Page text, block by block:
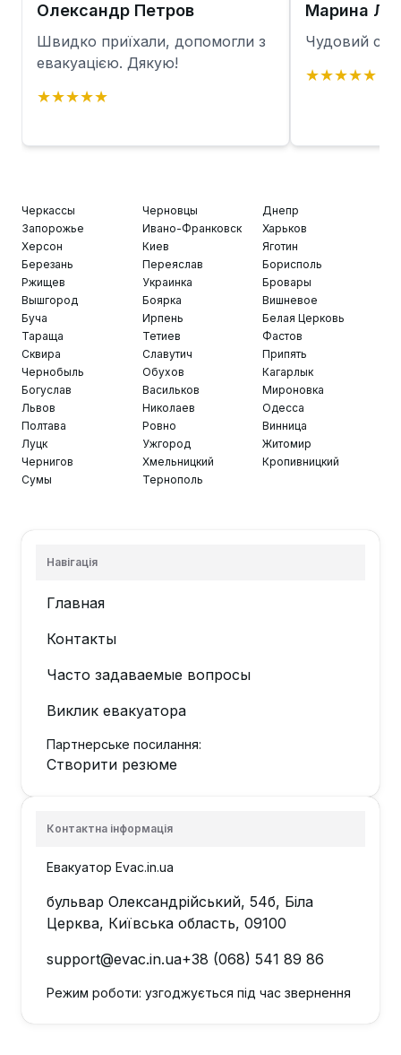
Олександр Петров
Швидко приїхали, допомогли з
евакуацією. Дякую!
★★★★★
Марина
Чудовий
★★★★★
Черкассы Черновцы
Днепр
Запорожье
Ивано-Франковск
Харьков
Херсон
Киев
Яготин
Березань
Переяслав
Борисполь
Ржищев
Украинка
Бровары
Вышгород
Боярка
Вишневое
Буча
Ирпень
Белая Церковь
Тараща
Тетиев
Фастов
Сквира
Славутич
Припять
Чернобыль
Обухов
Кагарлык
Богуслав
Васильков
Мироновка
Львов
Николаев
Одесса
Полтава
Ровно
Винница
Луцк
Ужгород
Житомир
Чернигов
Хмельницкий
Кропивницкий
Сумы
Тернополь
Навігація
Главная
Контакты
Часто задаваемые вопросы
Виклик евакуатора
Партнерське посилання:
Створити резюме
Контактна інформація
Евакуатор Evac.in.ua
бульвар Олександрійський, 54б, Біла
Церква, Київська область, 09100
support@evac.in.ua+38 (068) 541 89 86
Режим роботи: узгоджується під час звернення